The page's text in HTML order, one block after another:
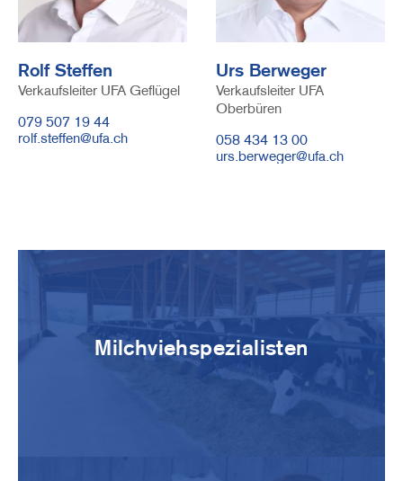
Rolf Steffen
Verkaufsleiter UFA Geflügel
Telefonnummer
079 507 19 44
E-
rolf.steffen@ufa.ch
Urs Berweger
Verkaufsleiter UFA
Oberbüren
Telefonnummer
058 434 13 00
E-
urs.berweger@ufa.ch
Image
Milchviehspezialisten